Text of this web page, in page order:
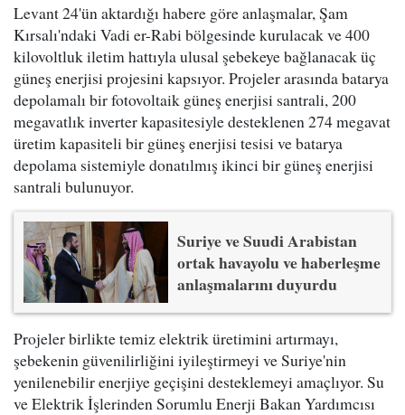
Levant 24'ün aktardığı habere göre anlaşmalar, Şam
Kırsalı'ndaki Vadi er-Rabi bölgesinde kurulacak ve 400
kilovoltluk iletim hattıyla ulusal şebekeye bağlanacak üç
güneş enerjisi projesini kapsıyor. Projeler arasında batarya
depolamalı bir fotovoltaik güneş enerjisi santrali, 200
megavatlık inverter kapasitesiyle desteklenen 274 megavat
üretim kapasiteli bir güneş enerjisi tesisi ve batarya
depolama sistemiyle donatılmış ikinci bir güneş enerjisi
santrali bulunuyor.
Suriye ve Suudi Arabistan
ortak havayolu ve haberleşme
anlaşmalarını duyurdu
Projeler birlikte temiz elektrik üretimini artırmayı,
şebekenin güvenilirliğini iyileştirmeyi ve Suriye'nin
yenilenebilir enerjiye geçişini desteklemeyi amaçlıyor. Su
ve Elektrik İşlerinden Sorumlu Enerji Bakan Yardımcısı